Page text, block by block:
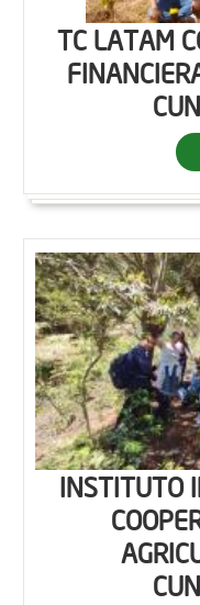
TC LATAM
INSTITUTO